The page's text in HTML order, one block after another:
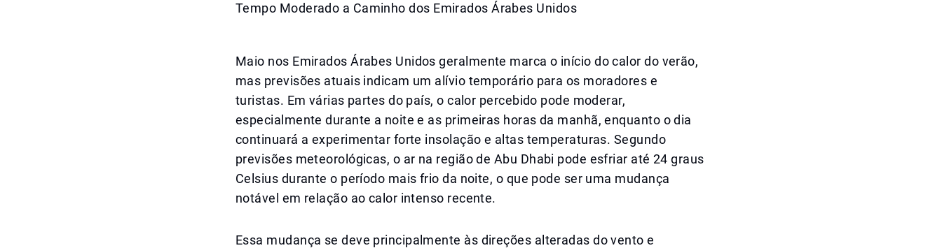
Tempo Moderado a Caminho dos Emirados Árabes Unidos
Maio nos Emirados Árabes Unidos geralmente marca o início do calor do verão,
mas previsões atuais indicam um alívio temporário para os moradores e
turistas. Em várias partes do país, o calor percebido pode moderar,
especialmente durante a noite e as primeiras horas da manhã, enquanto o dia
continuará a experimentar forte insolação e altas temperaturas. Segundo
previsões meteorológicas, o ar na região de Abu Dhabi pode esfriar até 24 graus
Celsius durante o período mais frio da noite, o que pode ser uma mudança
notável em relação ao calor intenso recente.
Essa mudança se deve principalmente às direções alteradas do vento e